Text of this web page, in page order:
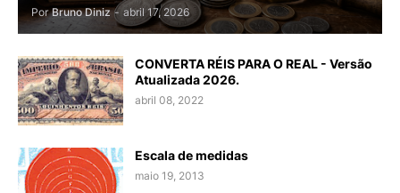
Por Bruno Diniz - abril 17, 2026
CONVERTA RÉIS PARA O REAL - Versão
Atualizada 2026.
abril 08, 2022
Escala de medidas
maio 19, 2013